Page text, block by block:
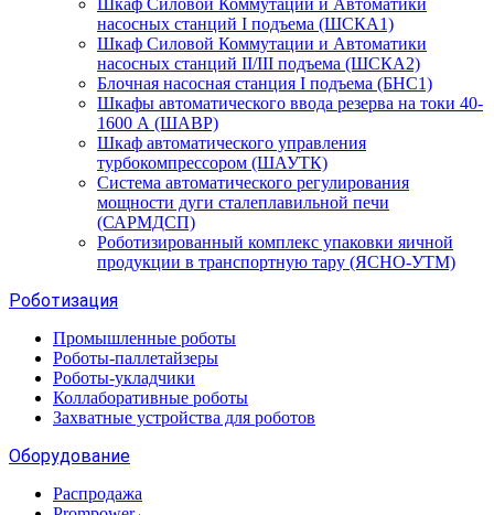
Шкаф Силовой Коммутации и Автоматики
насосных станций I подъема (ШСКА1)
Шкаф Силовой Коммутации и Автоматики
насосных станций II/III подъема (ШСКА2)
Блочная насосная станция I подъема (БНС1)
Шкафы автоматического ввода резерва на токи 40-
1600 А (ШАВР)
Шкаф автоматического управления
турбокомпрессором (ШАУТК)
Система автоматического регулирования
мощности дуги сталеплавильной печи
(САРМДСП)
Роботизированный комплекс упаковки яичной
продукции в транспортную тару (ЯСНО-УТМ)
Роботизация
Промышленные роботы
Роботы-паллетайзеры
Роботы-укладчики
Коллаборативные роботы
Захватные устройства для роботов
Оборудование
Распродажа